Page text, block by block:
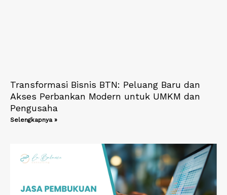
Transformasi Bisnis BTN: Peluang Baru dan
Akses Perbankan Modern untuk UMKM dan
Pengusaha
Selengkapnya »